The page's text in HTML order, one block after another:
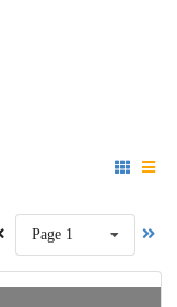
Page 1